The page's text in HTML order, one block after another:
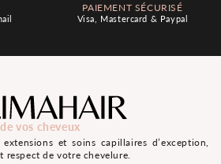
PAIEMENT SÉCURISÉ
Visa, Mastercard & Paypal
vos cheveux
et soins capillaires d’exception,
de votre chevelure.